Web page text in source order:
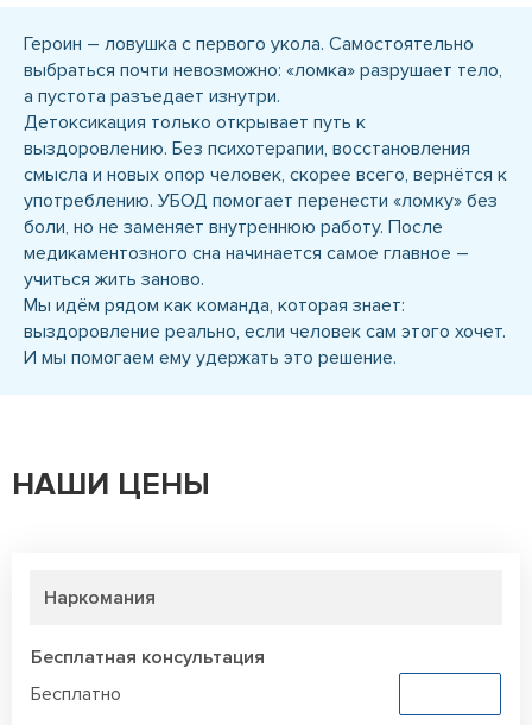
Героин – ловушка с первого укола. Самостоятельно
выбраться почти невозможно: «ломка» разрушает тело,
а пустота разъедает изнутри.
Детоксикация только открывает путь к
выздоровлению. Без психотерапии, восстановления
смысла и новых опор человек, скорее всего, вернётся к
употреблению. УБОД помогает перенести «ломку» без
боли, но не заменяет внутреннюю работу. После
медикаментозного сна начинается самое главное –
учиться жить заново.
Мы идём рядом как команда, которая знает:
выздоровление реально, если человек сам этого хочет.
И мы помогаем ему удержать это решение.
НАШИ ЦЕНЫ
Наркомания
Бесплатная консультация
Бесплатно